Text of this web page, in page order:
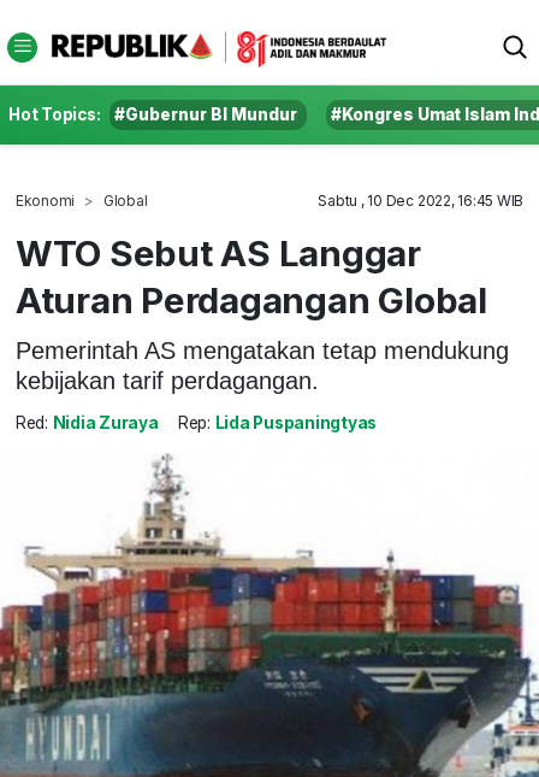
Hot Topics: #Gubernur BI Mundur #Kongres Umat Islam
Ekonomi Global Sabtu , 10 Dec 2022, 16:45 WIB
WTO Sebut AS Langgar
Aturan Perdagangan Global
Pemerintah AS mengatakan tetap mendukung
kebijakan tarif perdagangan.
Red: Nidia Zuraya Rep: Lida Puspaningtyas